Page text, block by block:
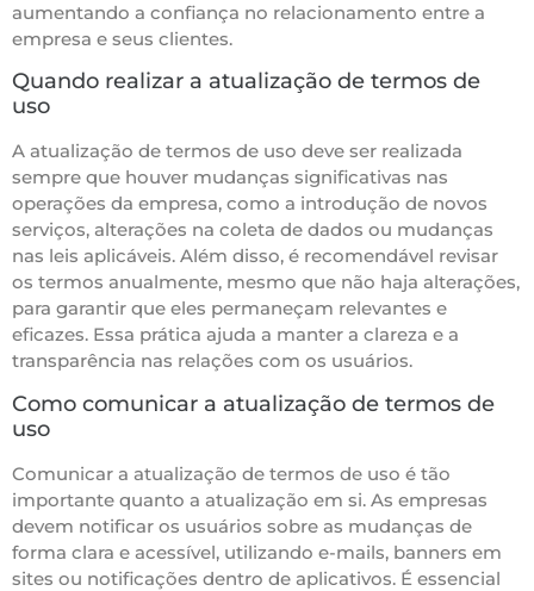
aumentando a confiança no relacionamento entre a
empresa e seus clientes.
Quando realizar a atualização de termos de
uso
A atualização de termos de uso deve ser realizada
sempre que houver mudanças significativas nas
operações da empresa, como a introdução de novos
serviços, alterações na coleta de dados ou mudanças
nas leis aplicáveis. Além disso, é recomendável revisar
os termos anualmente, mesmo que não haja alterações,
para garantir que eles permaneçam relevantes e
eficazes. Essa prática ajuda a manter a clareza e a
transparência nas relações com os usuários.
Como comunicar a atualização de termos de
uso
Comunicar a atualização de termos de uso é tão
importante quanto a atualização em si. As empresas
devem notificar os usuários sobre as mudanças de
forma clara e acessível, utilizando e-mails, banners em
sites ou notificações dentro de aplicativos. É essencial